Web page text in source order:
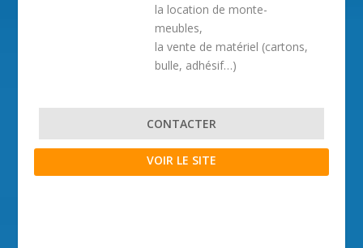
la location de monte-
meubles,
la vente de matériel (cartons,
bulle, adhésif…)
CONTACTER
VOIR LE SITE